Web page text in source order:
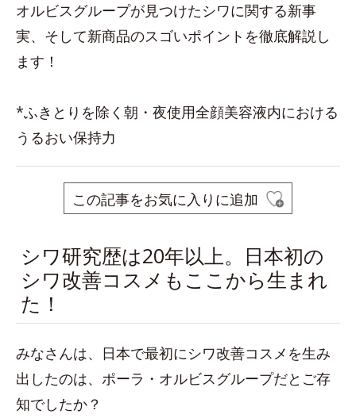
オルビスグループが見つけたシワに関する新事
実、そして新商品のスゴいポイントを徹底解説し
ます！
*ふきとりを除く朝・夜使用全顔美容液内における
うるおい保持力
この記事をお気に入りに追加
シワ研究歴は20年以上。日本初の
シワ改善コスメもここから生まれ
た！
みなさんは、日本で最初にシワ改善コスメを生み
出したのは、ポーラ・オルビスグループだとご存
知でしたか？